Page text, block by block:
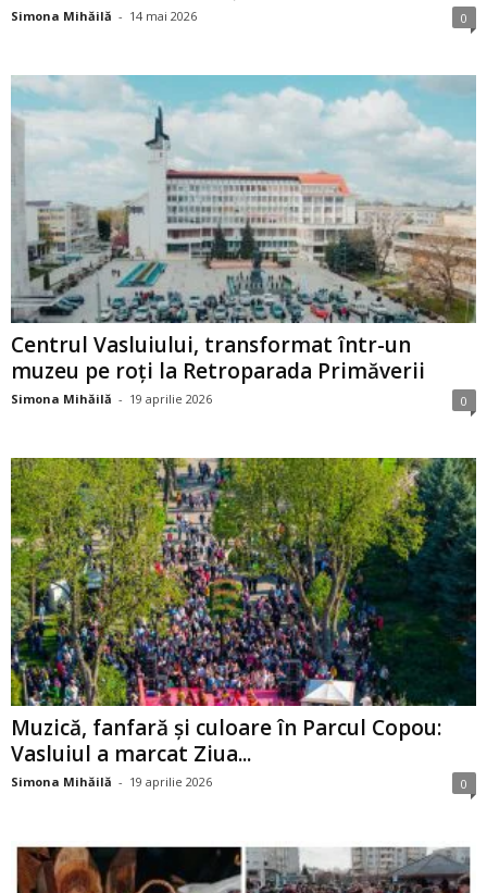
Simona Mihăilă - 14 mai 2026 0
Centrul Vasluiului, transformat într-un
muzeu pe roți la Retroparada Primăverii
Simona Mihăilă - 19 aprilie 2026 0
Muzică, fanfară și culoare în Parcul Copou:
Vasluiul a marcat Ziua...
Simona Mihăilă - 19 aprilie 2026 0